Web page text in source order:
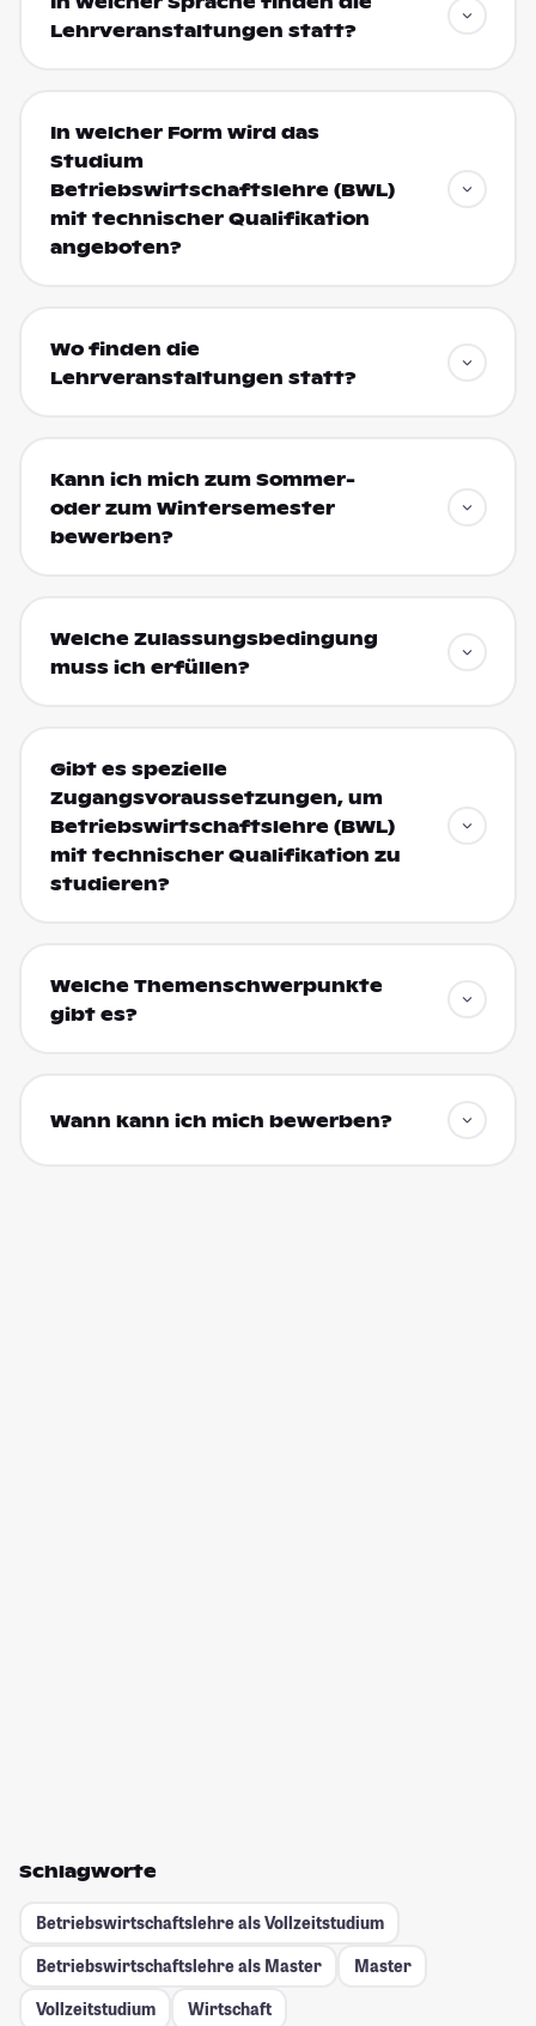
Lehrveranstaltungen statt?
In welcher Form wird das
Studium
Betriebswirtschaftslehre (BWL)
mit technischer Qualifikation
angeboten?
Wo finden die
Lehrveranstaltungen statt?
Kann ich mich zum Sommer-
oder zum Wintersemester
bewerben?
Welche Zulassungsbedingung
muss ich erfüllen?
Gibt es spezielle
Zugangsvoraussetzungen, um
Betriebswirtschaftslehre (BWL)
mit technischer Qualifikation zu
studieren?
Welche Themenschwerpunkte
gibt es?
Wann kann ich mich bewerben?
Schlagworte
Betriebswirtschaftslehre als Vollzeitstudium
Betriebswirtschaftslehre als Master
Master
Vollzeitstudium
Wirtschaft